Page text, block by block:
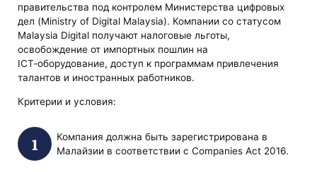
правительства под контролем Министерства цифровых
дел (Ministry of Digital Malaysia). Компании со статусом
Malaysia Digital получают налоговые льготы,
освобождение от импортных пошлин на
ICT‑оборудование, доступ к программам привлечения
талантов и иностранных работников.
Критерии и условия:
Компания должна быть зарегистрирована в
Малайзии в соответствии с Companies Act 2016.